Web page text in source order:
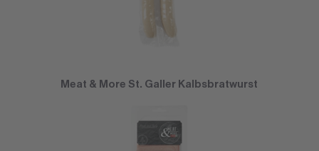
Meat & More St. Galler Kalbsbratwurst